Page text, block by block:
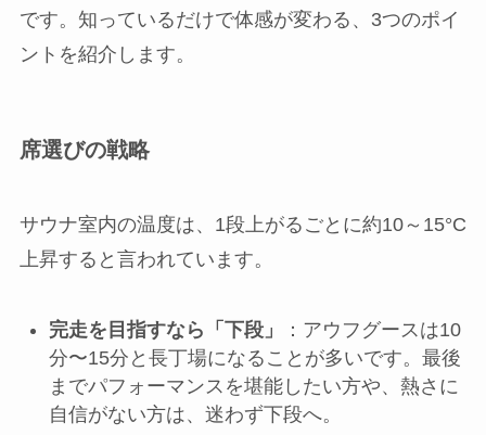
です。知っているだけで体感が変わる、3つのポイ
ントを紹介します。
席選びの戦略
サウナ室内の温度は、1段上がるごとに約10～15°C
上昇すると言われています。
完走を目指すなら「下段」
：アウフグースは10
分〜15分と長丁場になることが多いです。最後
までパフォーマンスを堪能したい方や、熱さに
自信がない方は、迷わず下段へ。